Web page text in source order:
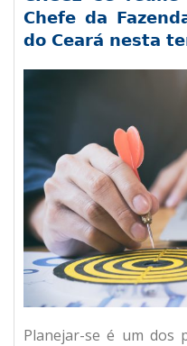
Chefe da
do Ceará nesta
Planejar-se é um dos